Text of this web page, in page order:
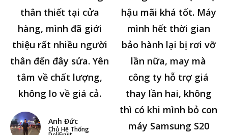
thân thiết tại cửa
hàng, mình đã giới
thiệu rất nhiều người
thân đến đây sửa. Yên
tâm về chất lượng,
không lo về giá cả.
Anh Đức
Chủ Hệ Thống
hậu mãi khá tốt. Máy
mình hết thời gian
bảo hành lại bị rơi vỡ
lần nữa, may mà
công ty hỗ trợ giá
thay lần hai, không
thì có khi mình bỏ con
máy Samsung S20